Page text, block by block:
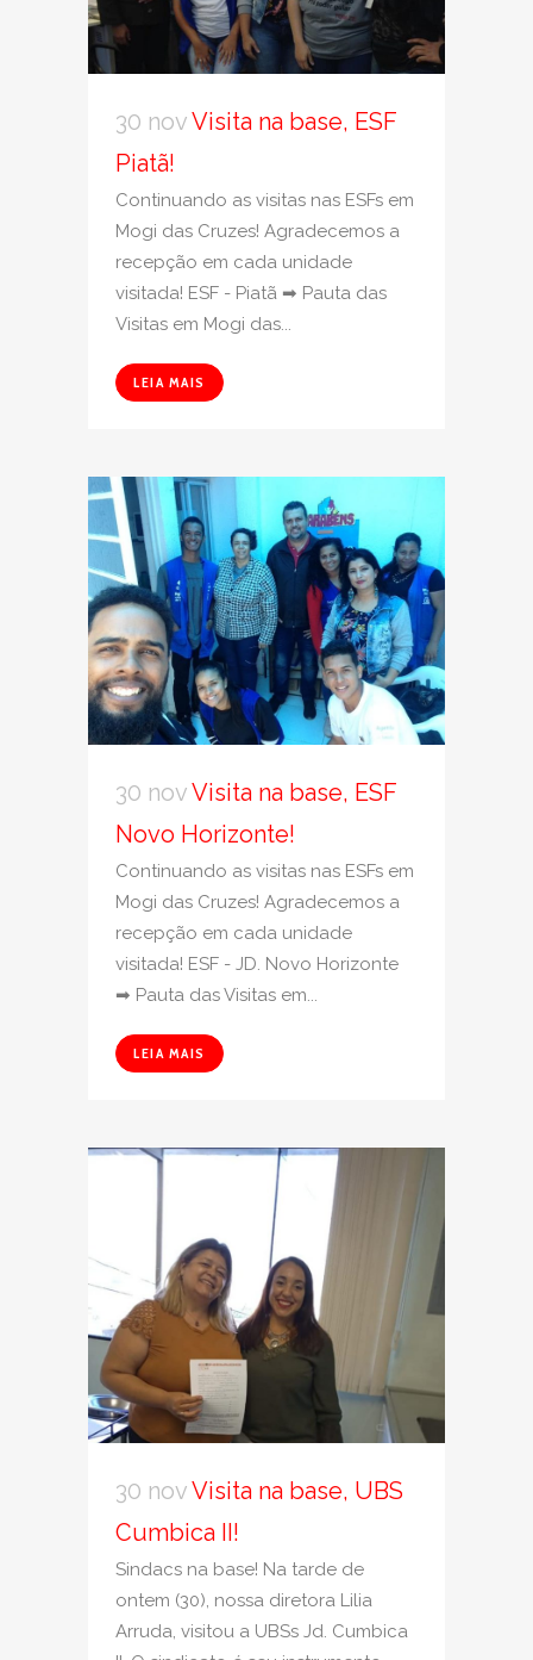
30 novVisita na base, ESF
Piatã!
Continuando as visitas nas ESFs em
Mogi das Cruzes! Agradecemos a
recepção em cada unidade
visitada! ESF - Piatã ➡ Pauta das
Visitas em Mogi das...
LEIA MAIS
30 novVisita na base, ESF
Novo Horizonte!
Continuando as visitas nas ESFs em
Mogi das Cruzes! Agradecemos a
recepção em cada unidade
visitada! ESF - JD. Novo Horizonte
➡ Pauta das Visitas em...
LEIA MAIS
30 novVisita na base, UBS
Cumbica II!
Sindacs na base! Na tarde de
ontem (30), nossa diretora Lilia
Arruda, visitou a UBSs Jd. Cumbica